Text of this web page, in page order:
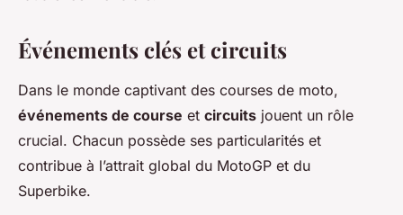
Événements clés et circuits
Dans le monde captivant des courses de moto,
événements de course et circuits jouent un rôle
crucial. Chacun possède ses particularités et
contribue à l’attrait global du MotoGP et du
Superbike.